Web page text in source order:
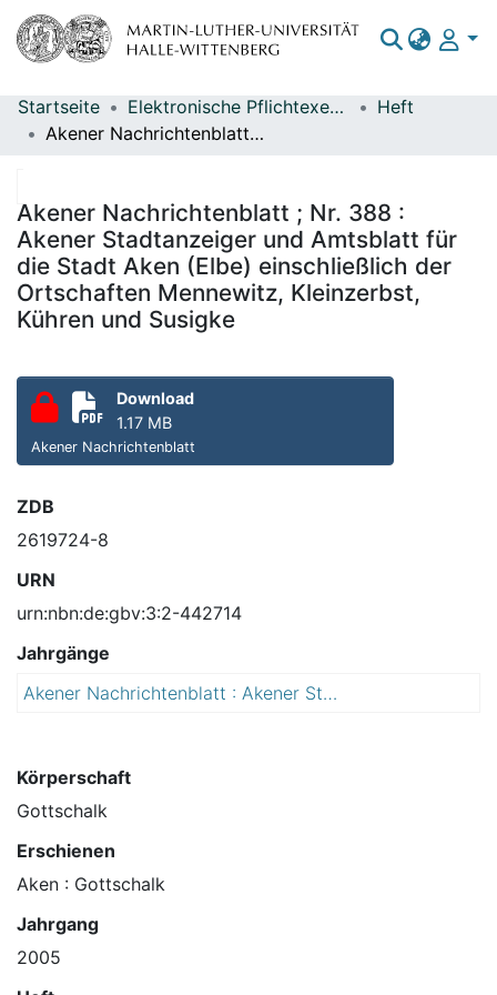
Bereiche & Sammlungen
Statistiken
Startseite Elektronische Pflichtexemplare
Heft
Akener Nachrichtenblatt ; Nr. 388 : Akener Stadtanzeiger und Amtsblatt für die Stadt Aken (Elbe) einschließlich der Ortschaften Mennewitz, Kleinzerbst, Kühren und Susigke
Akener Nachrichtenblatt ; Nr. 388 :
Akener Stadtanzeiger und Amtsblatt für
die Stadt Aken (Elbe) einschließlich der
Ortschaften Mennewitz, Kleinzerbst,
Kühren und Susigke
Download
1.17 MB
Akener Nachrichtenblatt
ZDB
2619724-8
URN
urn:nbn:de:gbv:3:2-442714
Jahrgänge
Akener Nachrichtenblatt : Akener Stadtanzeiger und Amtsblatt für die Stadt Aken (Elbe) einschließlich der Ortschaften Mennewitz, Kleinzerbst, Kühren und Susigke
Körperschaft
Gottschalk
Erschienen
Aken : Gottschalk
Jahrgang
2005